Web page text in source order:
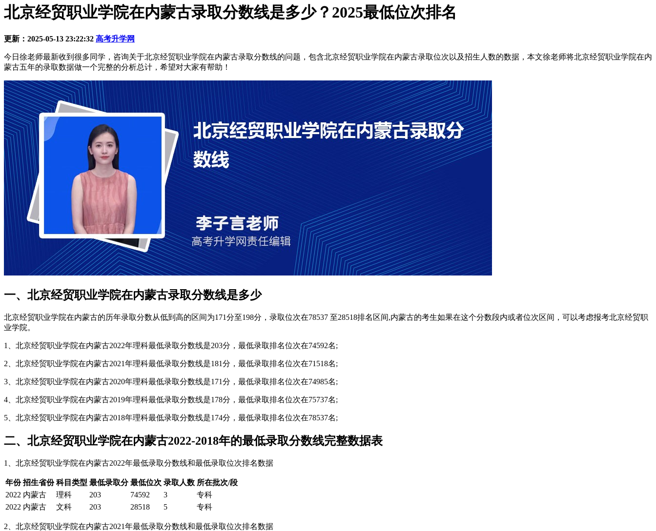
北京经贸职业学院在内蒙古录取分数线是多少？2025最低位次排名
更新：2025-05-13 23:22:32 高考升学网
今日徐老师最新收到很多同学，咨询关于北京经贸职业学院在内蒙古录取分数线的问题，包含北京经贸职业学院在内蒙古录取位次以及招生人数的数据，本文徐老师将北京经贸职业学院在内
蒙古五年的录取数据做一个完整的分析总计，希望对大家有帮助！
一、北京经贸职业学院在内蒙古录取分数线是多少
北京经贸职业学院在内蒙古的历年录取分数从低到高的区间为171分至198分，录取位次在78537 至28518排名区间,内蒙古的考生如果在这个分数段内或者位次区间，可以考虑报考北京经贸职
业学院。
1、北京经贸职业学院在内蒙古2022年理科最低录取分数线是203分，最低录取排名位次在74592名;
2、北京经贸职业学院在内蒙古2021年理科最低录取分数线是181分，最低录取排名位次在71518名;
3、北京经贸职业学院在内蒙古2020年理科最低录取分数线是171分，最低录取排名位次在74985名;
4、北京经贸职业学院在内蒙古2019年理科最低录取分数线是178分，最低录取排名位次在75737名;
5、北京经贸职业学院在内蒙古2018年理科最低录取分数线是174分，最低录取排名位次在78537名;
二、北京经贸职业学院在内蒙古2022-2018年的最低录取分数线完整数据表
1、北京经贸职业学院在内蒙古2022年最低录取分数线和最低录取位次排名数据
年份 招生省份 科目类型 最低录取分 最低位次 录取人数 所在批次/段
2022 内蒙古 理科 203 74592 3
专科
2022 内蒙古 文科 203 28518 5 专科
2、北京经贸职业学院在内蒙古2021年最低录取分数线和最低录取位次排名数据